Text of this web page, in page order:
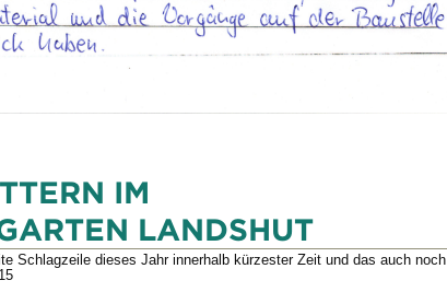
IM
LANDSHUT
Schlagzeile dieses Jahr innerhalb kürzester Zeit und das auch noch